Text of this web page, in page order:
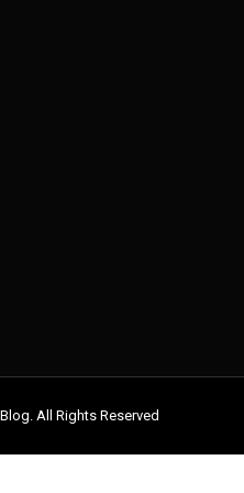
All Rights Reserved